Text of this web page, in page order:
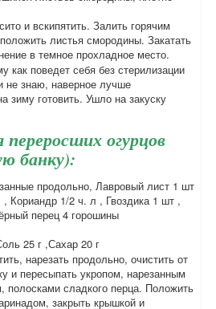
и вскипятить. Залить горячим
листья смородины. Закатать
в темное прохладное место.
как поведет себя без стерилизации
не знаю, наверное лучше
зиму готовить. Ушло на закуску
огурцов
банку):
продольно, Лавровый лист 1 шт
Кориандр 1/2 ч. л , Гвоздика 1 шт ,
перец 4 горошины
25 г ,Сахар 20 г
нарезать продольно, очистить от
и пересыпать укропом, нарезанным
полосками сладкого перца. Положить
закрыть крышкой и